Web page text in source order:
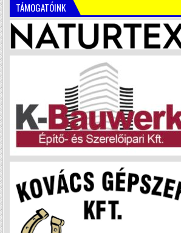
TÁMOGATÓINK